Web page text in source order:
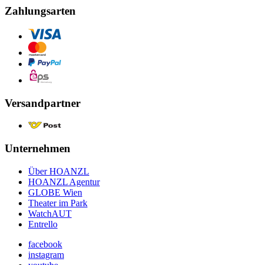
Zahlungsarten
Versandpartner
Unternehmen
Über HOANZL
HOANZL Agentur
GLOBE Wien
Theater im Park
WatchAUT
Entrello
facebook
instagram